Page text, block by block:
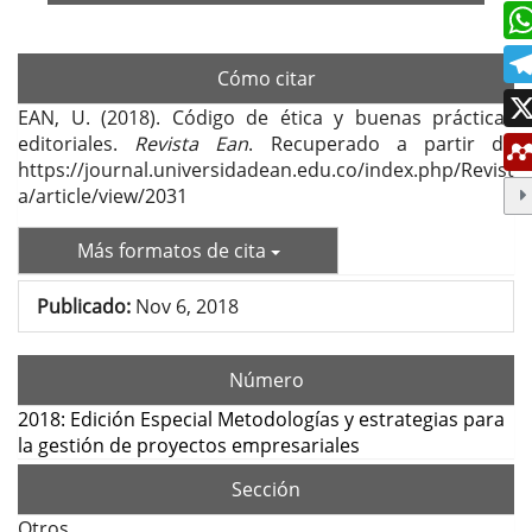
Cómo citar
EAN, U. (2018). Código de ética y buenas prácticas
editoriales. Revista Ean. Recuperado a partir de
https://journal.universidadean.edu.co/index.php/Revist
a/article/view/2031
Más formatos de cita
Publicado: Nov 6, 2018
Número
2018: Edición Especial Metodologías y estrategias para
la gestión de proyectos empresariales
Sección